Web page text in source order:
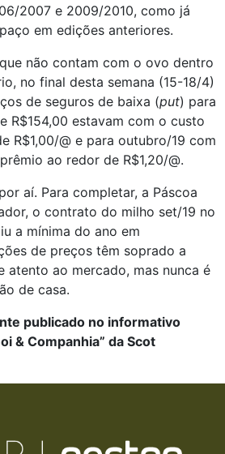
2007 e 2009/2010, como já
em edições anteriores.
não contam com o ovo dentro
no final desta semana (15-18/4)
de seguros de baixa (put) para
R$154,00 estavam com o custo
R$1,00/@ e para outubro/19 com
ao redor de R$1,20/@.
aí. Para completar, a Páscoa
o contrato do milho set/19 no
a mínima do ano em
de preços têm soprado a
atento ao mercado, mas nunca é
de casa.
publicado no informativo
& Companhia” da Scot